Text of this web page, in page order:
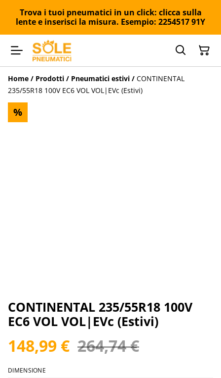
Trova i tuoi pneumatici in un click: clicca sulla
lente e inserisci la misura. Esempio: 2254517 91Y
Home / Prodotti / Pneumatici estivi / CONTINENTAL
235/55R18 100V EC6 VOL VOL|EVc (Estivi)
%
CONTINENTAL 235/55R18 100V
EC6 VOL VOL|EVc (Estivi)
148,99 € 264,74 €
DIMENSIONE